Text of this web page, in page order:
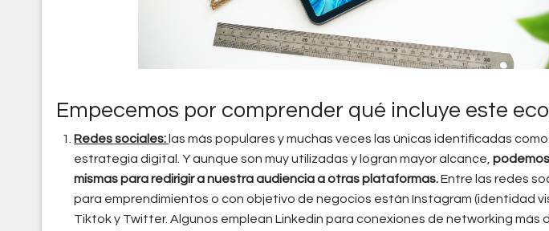
Empecemos por comprender qué incluye este
Redes sociales: las más populares y muchas veces las únicas identificadas
estrategia digital. Y aunque son muy utilizadas y logran mayor alcance,
mismas para redirigir a nuestra audiencia a otras plataformas.Entre las redes
para emprendimientos o con objetivo de negocios están Instagram (identidad
Tiktok y Twitter. Algunos emplean Linkedin para conexiones de networking más